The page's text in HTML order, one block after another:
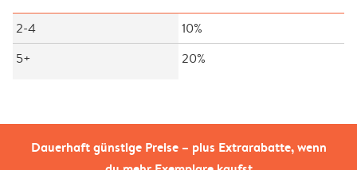
Dauerhaft günstige Preise – plus Extrarabatte, wenn
2-4
10%
5+
20%